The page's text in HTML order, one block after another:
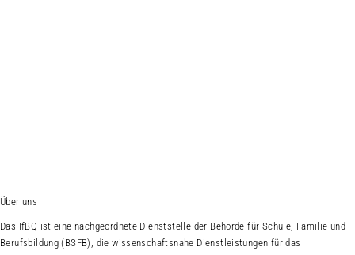
Über uns
Das IfBQ ist eine nachgeordnete Dienststelle der Behörde für Schule, Familie und
Berufsbildung (BSFB), die wissenschaftsnahe Dienstleistungen für das